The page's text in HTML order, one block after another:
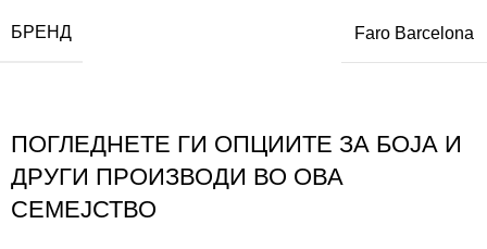
БРЕНД Faro Barcelona
ПОГЛЕДНЕТЕ ГИ ОПЦИИТЕ ЗА БОЈА И
ДРУГИ ПРОИЗВОДИ ВО ОВА
СЕМЕЈСТВО